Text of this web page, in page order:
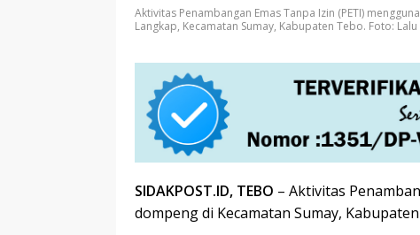
Aktivitas Penambangan Emas Tanpa Izin (PETI)
Langkap, Kecamatan Sumay, Kabupaten Tebo. Foto: Lalu
SIDAKPOST.ID, TEBO – Aktivitas
dompeng di Kecamatan Sumay,